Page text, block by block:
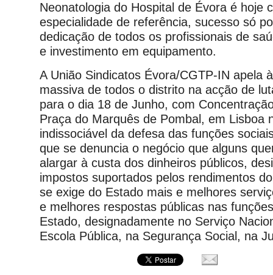
Neonatologia do Hospital de Évora é hoje
especialidade de referência, sucesso só
dedicação de todos os profissionais de
e investimento em equipamento.
A União Sindicatos Évora/CGTP-IN apela
massiva de todos o distrito na acção de
para o dia 18 de Junho, com
Praça do Marquês de Pombal, em Lisboa
indissociável da defesa das funções
que se denuncia o negócio que alguns
alargar à custa dos dinheiros públicos,
impostos suportados pelos rendimentos
se exige do Estado mais e melhores
e melhores respostas públicas nas
Estado, designadamente no Serviço
Escola Pública, na Segurança Social, na